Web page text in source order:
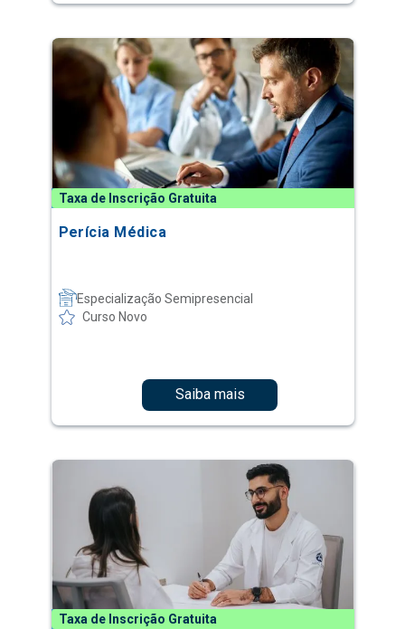
Taxa de Inscrição Gratuita
Perícia Médica
Especialização Semipresencial
Curso Novo
Saiba mais
Taxa de Inscrição Gratuita